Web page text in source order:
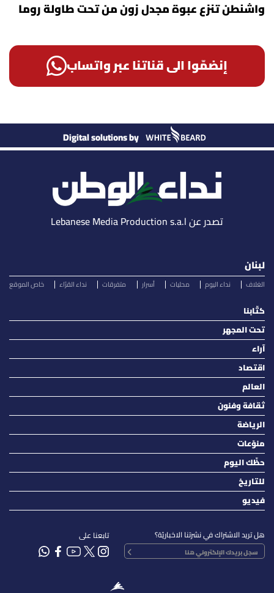
واشنطن تنزع عبوة مجدل زون من تحت طاولة روما
إنضمّوا الى قناتنا عبر واتساب
Digital solutions by
تصدر عن Lebanese Media Production s.a.l
لبنان
الغلاف نداء اليوم محليات أسرار متفرقات نداء القرّاء خاص الموقع
كتّابنا
تحت المجهر
آراء
اقتصاد
العالم
ثقافة وفنون
الرياضة
منوّعات
حظّك اليوم
للتاريخ
فيديو
هل تريد الاشتراك في نشرتنا الاخباريّة؟ تابعنا على